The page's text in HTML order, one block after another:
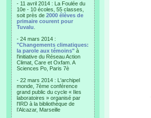
- 11 avril 2014 : La Foulée du
10e - 10 écoles, 55 classes,
soit près de 2000 élèves de
primaire courent pour
Tuvalu
- 24 mars 2014 :
"Changements climatiques:
la parole aux témoins" à
l'initiative du Réseau Action
Climat, Care et Oxfam. A
Sciences Po, Paris 7è
- 22 mars 2014 : L'archipel
monde, 7ème conférence
grand public du cycle « Iles
laboratoires » organisé par
l'IRD à la bibliothèque de
l’Alcazar, Marseille